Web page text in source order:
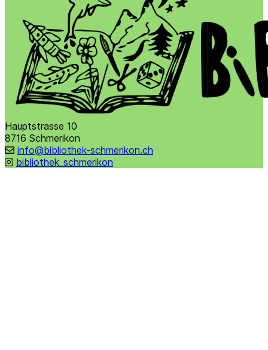
Hauptstrasse 10
8716 Schmerikon
info@bibliothek-schmerikon.ch
bibliothek_schmerikon